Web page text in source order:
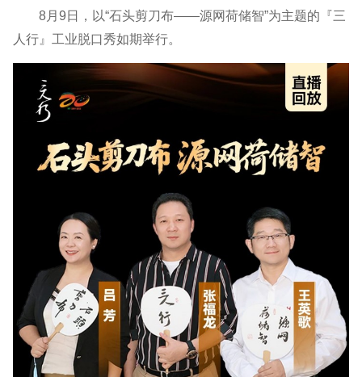
8月9日，以“石头剪刀布——源网荷储智”为主题的『三
人行』工业脱口秀如期举行。